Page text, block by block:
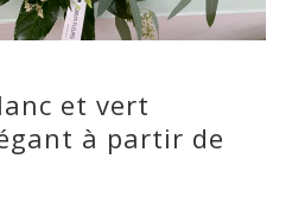
et vert
à partir de